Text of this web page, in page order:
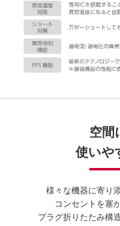
空間
使いや
様々な機器に寄り
コンセントを塞
プラグ折りたたみ構